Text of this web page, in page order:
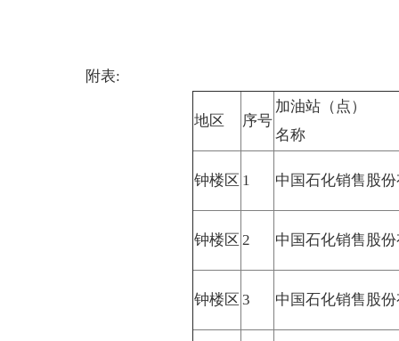
附表:
地区 序号
加油站（点）
名称
钟楼区 1 中国石化销售股
钟楼区 2 中国石化销售股
钟楼区 3 中国石化销售股